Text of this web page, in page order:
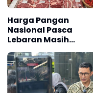
Harga Pangan
Nasional Pasca
Lebaran Masih
Fluktuatif